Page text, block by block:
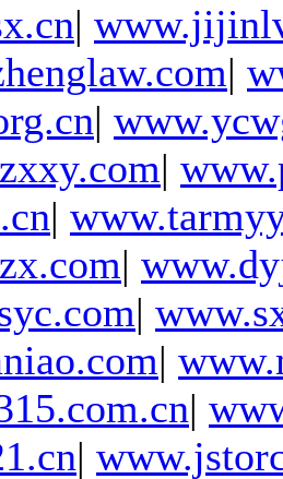
|
|
|
|
|
|
|
|
|
|